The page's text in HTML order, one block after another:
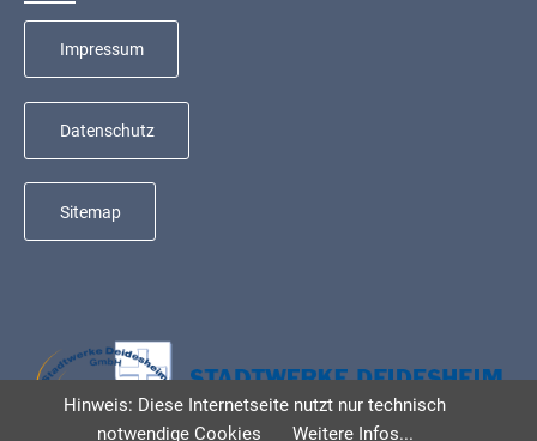
Impressum
Datenschutz
Sitemap
Hinweis: Diese Internetseite nutzt nur technisch
notwendige Cookies
Weitere Infos...